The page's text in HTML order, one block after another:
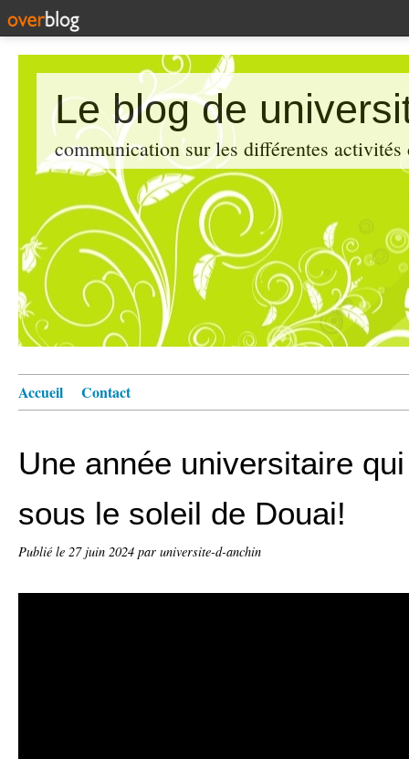
Le blog de
communication sur les différentes
Accueil Contact
Une année universitaire
sous le soleil de Douai!
Publié le 27 juin 2024 par universite-d-anchin